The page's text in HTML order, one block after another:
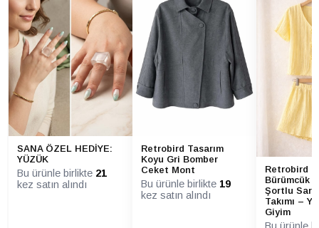
ELBİSE
Sürdürülebilirlik
Detayı
Hayır
ELBİSE Ürün
Detayı
Kuşaklı
ELBİSE Yaka
Tipi
U Yaka
ELBİSE Yaş
ELBİSE Yıkama
Talimatı
Hassas yıkama programında yıkayın
(30°C - 40°C). Ağartıcı kullanmayın.
Nazikçe kurutun, kurutma makinesinde
kurutmayın. Ütü yapmak isterseniz
(gerekli olmamalıdır), buharla veya ürün
hafif nemliyken yapın.
SANA ÖZEL HEDİYE:
YÜZÜK
Bu ürünle birlikte 21
kez satın alındı
Retrobird Tasarım
Koyu Gri Bomber
Ceket Mont
Bu ürünle birlikte 19
kez satın alındı
Retrobird
Bürümcük
Şortlu Sarı
Takımı –
Giyim